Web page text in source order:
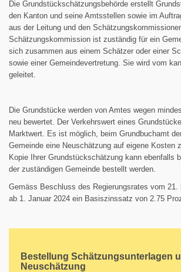
Die Grundstückschätzungsbehörde erstellt
den Kanton und seine Amtsstellen sowie im
aus der Leitung und den
Schätzungskommission ist zuständig für ein
sich zusammen aus einem Schätzer oder einer
sowie einer Gemeindevertretung. Sie wird vom
geleitet.
Die Grundstücke werden von Amtes wegen
neu bewertet. Der Verkehrswert eines
Marktwert. Es ist möglich, beim Grundbuchamt
Gemeinde eine Neuschätzung auf eigene Kosten
Kopie Ihrer Grundstückschätzung kann ebenfalls
der zuständigen Gemeinde bestellt werden.
Gemäss Beschluss des Regierungsrates vom 21.
ab 1. Januar 2024 ein Basiszinssatz von 2.75
Bestellung Schätzungsunterlagen
Neuschätzung